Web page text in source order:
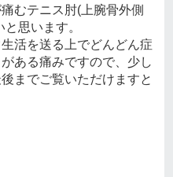
むテニス肘(上腕骨外側
思います。
活を送る上でどんどん症
ある痛みですので、少し
までご覧いただけますと